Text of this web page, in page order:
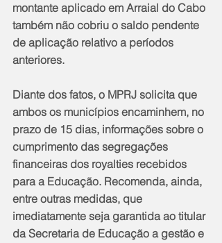
montante aplicado em Arraial do Cabo
também não cobriu o saldo pendente
de aplicação relativo a períodos
anteriores.
Diante dos fatos, o MPRJ solicita que
ambos os municípios encaminhem, no
prazo de 15 dias, informações sobre o
cumprimento das segregações
financeiras dos royalties recebidos
para a Educação. Recomenda, ainda,
entre outras medidas, que
imediatamente seja garantida ao titular
da Secretaria de Educação a gestão e